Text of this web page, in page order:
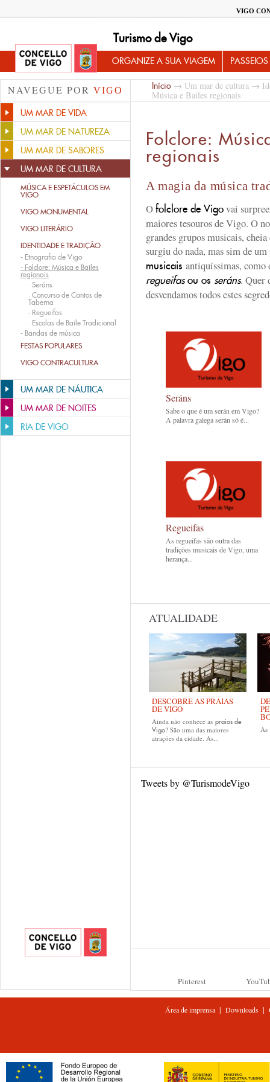
VIGO
Turismo de Vigo
ORGANIZE A SUA VIAGEM
NAVEGUE POR VIGO
UM MAR DE VIDA
UM MAR DE NATUREZA
UM MAR DE SABORES
UM MAR DE CULTURA
MÚSICA E ESPETÁCULOS EM
VIGO
VIGO MONUMENTAL
VIGO LITERÁRIO
IDENTIDADE E TRADIÇÂO
- Etnografia de Vigo
- Folclore: Música e Bailes
regionais
· Seráns
· Concurso de Cantos de
Taberna
· Regueifas
· Escolas de Baile Tradicional
- Bandas de música
FESTAS POPULARES
VIGO CONTRACULTURA
UM MAR DE NÁUTICA
UM MAR DE NOITES
RIA DE VIGO
Início → Um mar de cultura →
Música e Bailes regionais
Folclore:
regionais
A magia da música
Ofolclore de Vigovai
maiores tesouros de Vigo. O
grandes grupos musicais,
surgiu do nada, mas sim de
musicais antiquíssimas, como
regueifasou os seráns. Quer
desvendamos todos estes
Seráns
Sabe o que é um serán em Vigo?
A palavra galega serán só é...
Regueifas
As regueifas são outra das
tradições musicais de Vigo, uma
herança...
ATUALIDADE
DESCOBRE AS PRAIAS
DE VIGO
Ainda não conhece as praias de
Vigo? São uma das maiores
atrações da cidade. As...
As
Tweets by @TurismodeVigo
Pinterest
Área de imprensa| Downloads|